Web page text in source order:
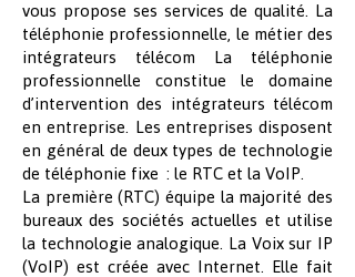
vous propose ses services de qualité. La
téléphonie professionnelle, le métier des
intégrateurs télécom La téléphonie
professionnelle constitue le domaine
d’intervention des intégrateurs télécom
en entreprise. Les entreprises disposent
en général de deux types de technologie
de téléphonie fixe : le RTC et la VoIP.
La première (RTC) équipe la majorité des
bureaux des sociétés actuelles et utilise
la technologie analogique. La Voix sur IP
(VoIP) est créée avec Internet. Elle fait